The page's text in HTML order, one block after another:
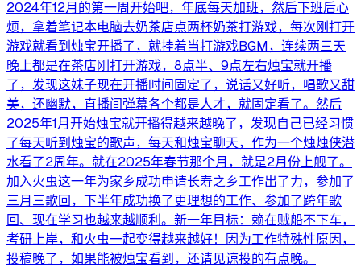
2024年12月的第一周开始吧，年底每天加班，然后下班后心
烦，拿着笔记本电脑去奶茶店点两杯奶茶打游戏，每次刚打开
游戏就看到烛宝开播了，就挂着当打游戏BGM，连续两三天
晚上都是在茶店刚打开游戏，8点半、9点左右烛宝就开播
了，发现这妹子现在开播时间固定了，说话又好听，唱歌又甜
美，还幽默，直播间弹幕各个都是人才，就固定看了。然后
2025年1月开始烛宝就开播得越来越晚了，发现自己已经习惯
了每天听到烛宝的歌声，每天和烛宝聊天，作为一个烛烛侠潜
水看了2周年。就在2025年春节那个月，就是2月份上舰了。
加入火虫这一年为家乡成功申请长寿之乡工作出了力，参加了
三月三歌回，下半年成功换了更理想的工作、参加了跨年歌
回、现在学习也越来越顺利。新一年目标：赖在贼船不下车，
考研上岸，和火虫一起变得越来越好！因为工作特殊性原因，
投稿晚了，如果能被烛宝看到，还请见谅投的有点晚。